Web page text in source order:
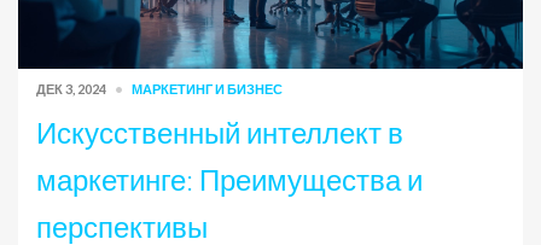
ДЕК 3, 2024 МАРКЕТИНГ И БИЗНЕС
Искусственный интеллект в
маркетинге: Преимущества и
перспективы